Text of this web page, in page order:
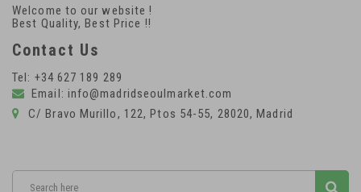
Welcome to our website !
Best Quality, Best Price !!
Contact Us
Tel: +34 627 189 289
Email: info@madridseoulmarket.com
C/ Bravo Murillo, 122, Ptos 54-55, 28020, Madrid